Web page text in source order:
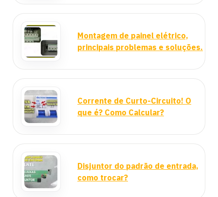
Montagem de painel elétrico,
principais problemas e soluções.
Corrente de Curto-Circuito! O
que é? Como Calcular?
Disjuntor do padrão de entrada,
como trocar?